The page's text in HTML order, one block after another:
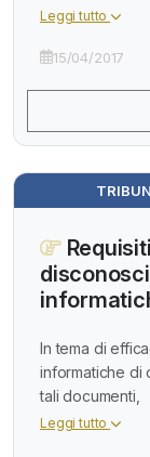
Leggi tutto
15/04/2017
In tema di
informatiche di
tali documenti,
Leggi tutto